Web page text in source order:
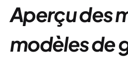
Aperçu des
modèles de